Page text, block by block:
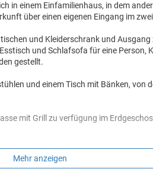
in einem Einfamilienhaus, in dem
über einen eigenen Eingang im
und Kleiderschrank und
und Schlafsofa für eine Person,
gestellt.
und einem Tisch mit Bänken, von
mit Grill zu verfügung im
200 m die Bäckerei, verschiedene
Meer bewundern. Im Dorf gibt es
Mehr anzeigen